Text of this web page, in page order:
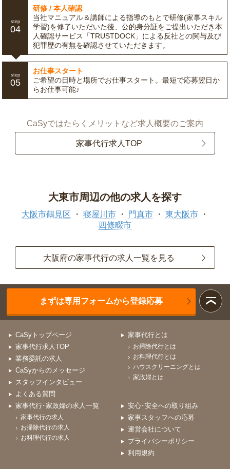
step
04
研修 / 本人確認
当社マニュアル＆講師による指導のもとで研修(家事スキル
学習)を修了いただいた後、公的身分証をご提出いただき本
人確認サービス「TRUSTDOCK」による反社との関与及び
犯罪歴の有無を確認させていただきます。
step
05
お仕事スタート
ご希望の日時と場所でお仕事スタート。最短で応募翌日か
らお仕事可能♪
CaSyではたらくメリットなど求人概要のご案内
家事代行求人TOP
大東市周辺の他の求人を探す
大阪市鶴見区 寝屋川市 門真市
東大阪市
四條畷市
大阪府の家事代行の求人一覧を見る
まずは専用フォームから登録応募
CaSyトップページ
家事代行求人TOP
業務委託の求人
CaSyからのメッセージ
スタッフインタビュー
よくある質問
家事代行とは
お掃除代行とは
お料理代行とは
ハウスクリーニングとは
家政婦とは
家事代行･家政婦の求人一覧
家事代行の求人
お掃除代行の求人
お料理代行の求人
安心･安全への取り組み
家事スタッフへの応募
運営会社について
プライバシーポリシー
利用規約